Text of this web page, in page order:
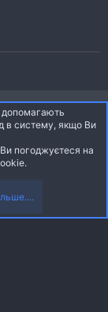
Ltd.
Ltd. | dev: Pages
допомагають
в систему, якщо Ви
погоджуєтеся на